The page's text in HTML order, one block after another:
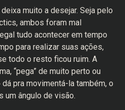
muito a desejar. Seja pelo
ambos foram mal
tudo acontecer em tempo
para realizar suas ações,
todo o resto ficou ruim. A
“pega” de muito perto ou
pra movimentá-la também, o
um ângulo de visão.